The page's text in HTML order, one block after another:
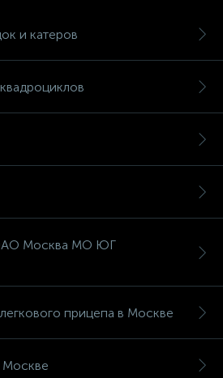
и катеров
Москва МО ЮГ
прицепа в Москве
Москве